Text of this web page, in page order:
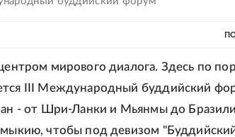
мирового диалога. Здесь по
III Международный буддийский
- от Шри-Ланки и Мьянмы до
чтобы под девизом